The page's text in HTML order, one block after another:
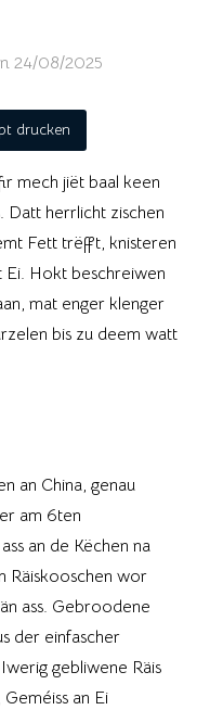
24/08/2025
drucken
mech jiët baal keen
Datt herrlicht zischen
Fett trëfft, knisteren
Ei. Hokt beschreiwen
mat enger klenger
bis zu deem watt
an China, genau
am 6ten
an de Këchen na
Räiskooschen wor
ass. Gebroodene
der einfascher
gebliwene Räis
an Ei